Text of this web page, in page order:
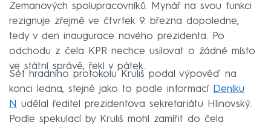
Zemanových spolupracovníků. Mynář na svou funkci
rezignuje zřejmě ve čtvrtek 9. března dopoledne,
tedy v den inaugurace nového prezidenta. Po
odchodu z čela KPR nechce usilovat o žádné místo
ve státní správě, řekl v pátek.
Šéf hradního protokolu Kruliš podal výpověď na
konci ledna, stejně jako to podle informací Deníku
N udělal ředitel prezidentova sekretariátu Hlinovský.
Podle spekulací by Kruliš mohl zamířit do čela